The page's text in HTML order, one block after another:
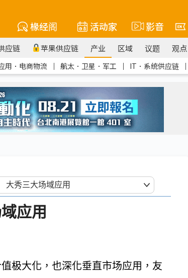
椽经阁 活动家 影音
应链 苹果供应链 产业 区域 议题 观点
用．电商物流 ｜ 航太．卫星．军工 ｜ IT．系统供应链 ｜
应用
极大化，也深化垂直市场应用，友